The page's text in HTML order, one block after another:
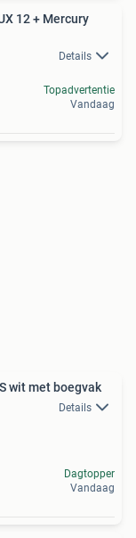
12 + Mercury
Details
Topadvertentie
Vandaag
wit met boegvak
Details
Dagtopper
Vandaag